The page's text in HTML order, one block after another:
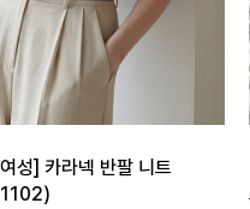
by ZIOZIA] 테이퍼드핏
(BLB2PP1001)